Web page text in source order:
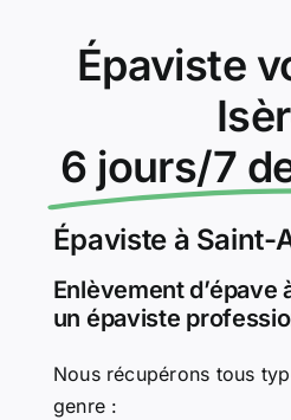
Épaviste
6 jours/7
Épaviste à Saint-
Enlèvement d’épave
un épaviste
Nous récupérons tous
genre :